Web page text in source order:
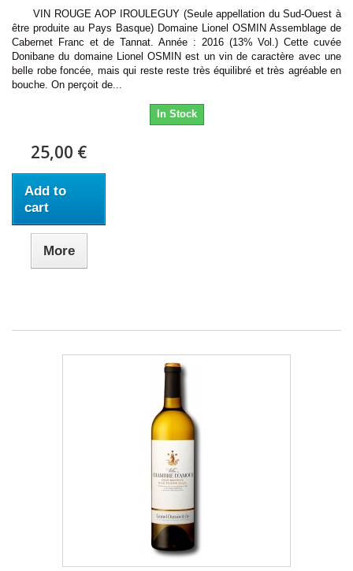
VIN ROUGE AOP IROULEGUY (Seule appellation du Sud-Ouest à
être produite au Pays Basque) Domaine Lionel OSMIN Assemblage de
Cabernet Franc et de Tannat. Année : 2016 (13% Vol.) Cette cuvée
Donibane du domaine Lionel OSMIN est un vin de caractère avec une
belle robe foncée, mais qui reste reste très équilibré et très agréable en
bouche. On perçoit de...
In Stock
25,00 €
Add to
cart
More